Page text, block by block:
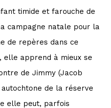
campagne natale pour la
de repères dans ce
elle apprend à mieux se
de Jimmy (Jacob
autochtone de la réserve
elle peut, parfois